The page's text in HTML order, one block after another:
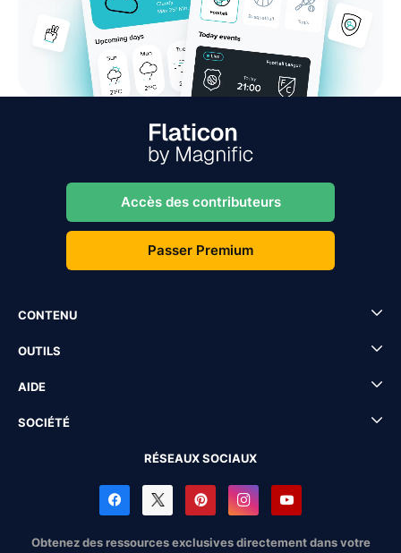
Accès des contributeurs
Passer Premium
CONTENU
OUTILS
AIDE
SOCIÉTÉ
RÉSEAUX SOCIAUX
Obtenez des ressources exclusives directement dans votre